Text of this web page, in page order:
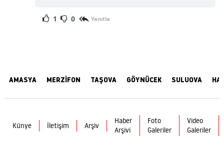
1 0 Yanıtla
AMASYA MERZİFON TAŞOVA GÖYNÜCEK SULUOVA
Künye İletişim Arşiv
Haber
Arşivi
Foto
Galeriler
Video
Galeriler